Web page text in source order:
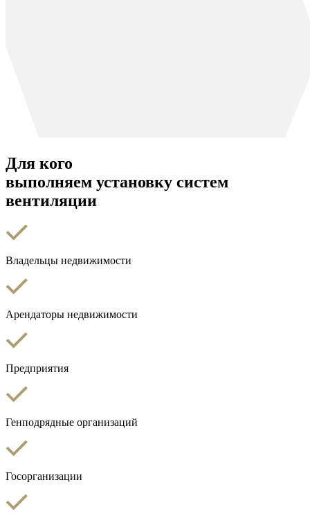
Для кого
выполняем установку систем
вентиляции
Владельцы недвижимости
Арендаторы недвижимости
Предприятия
Генподрядные организаций
Госорганизации